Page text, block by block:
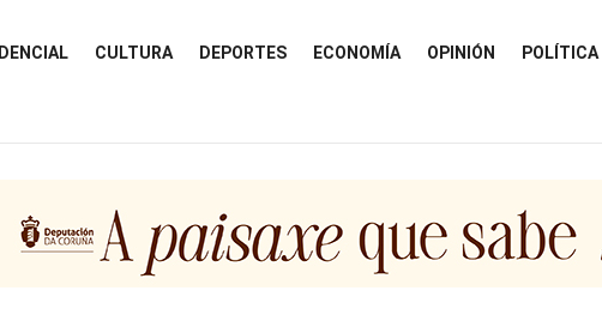
CULTURA DEPORTES ECONOMÍA OPINIÓN POLÍTICA